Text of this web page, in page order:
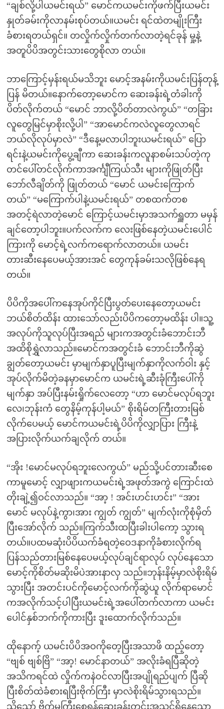
“ချစ်လို့ပါယမင်းရယ်” မောင်ကယမင်းကိုဖက်ပြီးယမင်း
နှုတ်ခမ်းကိုလာနမ်းစုပ်တယ်။ယမင်း ရင်ထဲတမျိုးကြီး
ခံစားရတယ်ရှင်။ တလှိုက်လှိုက်တက်လာတဲ့ရင်ခုန် မှု့နဲ့
အတူပိပိအတွင်းသားတွေစိုလာ တယ်။
ဘာကြောင့်မှန်းရယ်မသိဘူး မောင့်အနမ်းကိုယမင်းပြန်တုန့်
ပြန် မိတယ်။နောက်တော့မောင်က ဆေးခန်းရဲ့တံခါးကို
ပိတ်လိုက်တယ် “မောင် ဘာလို့ပိတ်တာလဲကွယ်” “တခြား
လူတွေမြင်မှာစိုးလို့ပါ” “အာမောင်ကလဲလူတွေလာရင်
ဘယ်လိုလုပ်မှာလဲ” “ဒီနေ့မလာပါဘူးယမင်းရယ်” ပြော
ရင်းနဲ့ယမင်းကိုပွေ့ချီကာ ဆေးခန်းကလူနာစမ်းသပ်တဲ့ကု
တင်ပေါ်တင်လိုက်ကာအင်္ကျီကြယ်သီး များကိုဖြုတ်ပြီး
ဘော်လီချိတ်ကို ဖြုတ်တယ် “မောင် ယမင်းကြောက်
တယ်” “မကြောက်ပါနဲ့ယမင်းရယ်” တစထက်တစ
အတင့်ရဲလာတဲ့မောင် ကြောင့်ယမင်းမှာအသက်ရှူတာ မမှန်
ချင်တော့ပါဘူး။ပက်လက်က လေးဖြစ်နေတဲ့ယမင်းပေါင်
ကြားကို မောင့်ရဲ့လက်ကရောက်လာတယ်။ ယမင်း
တားဆီးနေပေမယ့်အားအင် တွေကုန်ခမ်းသလိုဖြစ်နေရ
တယ်။
ပိပိကိုအပေါ်ကနေအုပ်ကိုင်ပြီးပွတ်ပေးနေတော့ယမင်း
ဘယ်စိတ်ထိန်း ထားသော်လည်းပိပိကတော့မထိန်း ပါ။သူ့
အလုပ်ကိုသူလုပ်ပြီးအရည် များကအတွင်းခံဘောင်းဘီ
အထိစိုရွှဲလာသည်။မောင်ကအတွင်းခံ ဘောင်းဘီကိုဆွဲ
ချွတ်တော့ယမင်း မှာမျက်နှာပူပြီးမျက်နှာကိုလက်ဝါး နှင့်
အုပ်လိုက်မိတဲ့ခနမှာမောင်က ယမင်းရဲ့ဆီးခုံကြီးပေါ်ကို
မျက်နှာ အပ်ပြီးနမ်းရှိုက်လေတော့ “ဟာ မောင်မလုပ်ရဘူး
လေ၊ဘုန်းကံ တွေနိမ့်ကုန်ပါ့မယ်” စိုးရိမ်တကြီးတားမြစ်
လိုက်ပေမယ့် မောင်ကယမင်းရဲ့ပိပိကိုလျှာပြား ကြီးနဲ့
အပြားလိုက်ယက်ချလိုက် တယ်။
“အိုး !မောင်မလုပ်ရဘူးလေကွယ်” မည်သို့ပင်တားဆီးစေ
ကာမူမောင့် လျှာဖျားကယမင်းရဲ့အဖုတ်အကွဲ ကြောင်းထဲ
တိုးချဲ့၍ဝင်လာသည်။ “အာ့ ! အင်းဟင်းဟင်း” “အား
မောင် မလုပ်နဲ့ကွာ၊အား ကျွတ် ကျွတ်” မျက်လုံးကိုစုံမှိတ်
ပြီးအော်လိုက် သည်။ကြက်သီးထပြီးခါးပါကော့ သွားရ
တယ်။ပထမဆုံးပိပိယက်ခံရတဲ့ဝေဒနာကိုခံစားလိုက်ရ
ပြန်သည်တားမြစ်နေပေမယ့်လုပ်ချင်ရာလုပ် လုပ်နေသော
မောင့်ကိုစိတ်မဆိုးမိပဲအားနာလှ သည်။ဘုန်းနိမ့်မှာလဲစိုးရိမ်
သွားပြီး အတင်းပင်ကိုမောင့်လက်ကိုဆွဲယူ လိုက်ရာမောင်
ကအလိုက်သင့်ပါပြီးယမင်းရဲ့အပေါ်တက်လာကာ ယမင်း
ပေါင်နှစ်ဘက်ကိုကားပြီး ဒူးထောက်လိုက်သည်။
ထိုနောက့် ယမင်းပိပိအဝကိုတေ့ပြီးအသာဖိ ထည့်တော့
“ဗျစ် ဗျစ်ဗြိ” “အာ့! မောင်နာတယ်” အလိုးခံရပြီဆိုတဲ့
အသိကရင်ထဲ လှိုက်ကနဲဝင်လာပြီးအပျိုရည်ပျက် ပြီဆို
ပြီးစိတ်ထဲခံစားရပြီးဗိုက်ကြီး မှာလဲစိုးရိမ်သွားရသည်။
သို့သော် ဗိုက်မကြီးစေရန်ဆေးခန်းတွင်းအသင့်ရှိနေသော